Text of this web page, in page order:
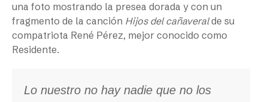
una foto mostrando la presea dorada y con un
fragmento de la canción Hijos del cañaveralde su
compatriota René Pérez, mejor conocido como
Residente.
Lo nuestro no hay nadie que no los